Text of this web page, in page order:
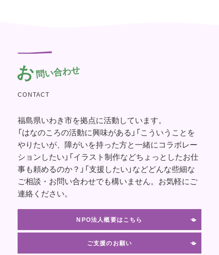
お問い合わせ
CONTACT
福島県いわき市を拠点に活動しています。
「はなのころの活動に興味がある」「こういうことを
やりたいが、障がいを持った方と一緒にコラボレー
ションしたい」「イラスト制作などちょっとしたお仕
事も頼めるのか？」「支援したい」などどんな些細な
ご相談・お問い合わせでも構いません。お気軽にご
連絡ください。
NPO法人概要はこちら
ご支援のお願い